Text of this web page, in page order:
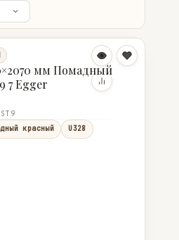
мм Помадный
7 Egger
красный U328